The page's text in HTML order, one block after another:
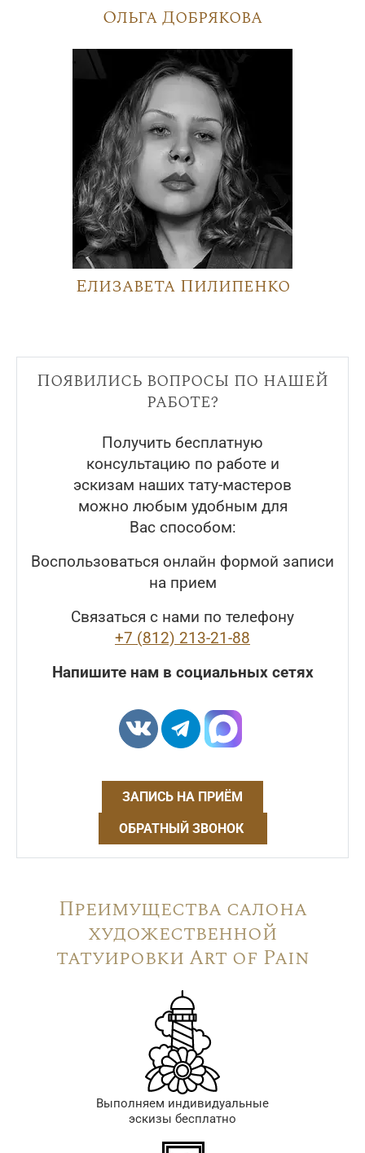
Ольга Добрякова
Елизавета Пилипенко
Появились вопросы по нашей
работе?
Получить бесплатную
консультацию по работе и
эскизам наших тату-мастеров
можно любым удобным для
Вас способом:
Воспользоваться онлайн формой записи
на прием
Связаться с нами по телефону
+7 (812) 213-21-88
Напишите нам в социальных сетях
ЗАПИСЬ НА ПРИЁМ
ОБРАТНЫЙ ЗВОНОК
Преимущества салона
художественной
татуировки Art of Pain
Выполняем индивидуальные
эскизы бесплатно